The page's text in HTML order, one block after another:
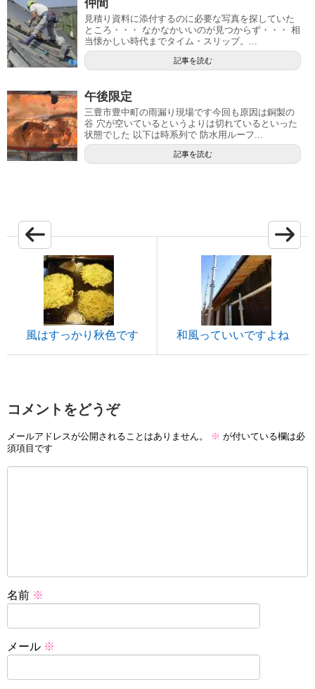
仲間
見積り資料に添付するのに必要な写真を探していた
ところ・・・ なかなかいいのが見つからず・・・ 相
当懐かしい時代までタイム・スリップ。...
記事を読む
午後限定
三豊市豊中町の雨漏り現場です今回も原因は銅製の
谷 穴が空いているというよりは切れているといった
状態でした 以下は時系列で 防水用ルーフ...
記事を読む
風はすっかり秋色です 和風っていいですよね
コメントをどうぞ
メールアドレスが公開されることはありません。 ※ が付いている欄は必
須項目です
名前 ※
メール ※